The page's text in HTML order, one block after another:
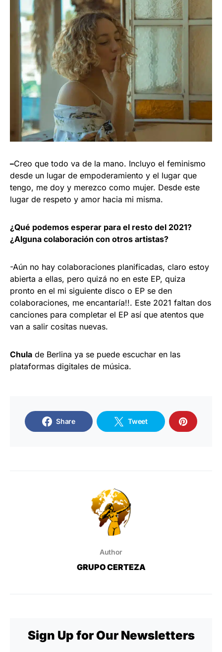
–Creo que todo va de la mano. Incluyo el feminismo
desde un lugar de empoderamiento y el lugar que
tengo, me doy y merezco como mujer. Desde este
lugar de respeto y amor hacia mi misma.
¿Qué podemos esperar para el resto del 2021?
¿Alguna colaboración con otros artistas?
-Aún no hay colaboraciones planificadas, claro estoy
abierta a ellas, pero quizá no en este EP, quiza
pronto en el mi siguiente disco o EP se den
colaboraciones, me encantaría!!. Este 2021 faltan dos
canciones para completar el EP así que atentos que
van a salir cositas nuevas.
Chula de Berlina ya se puede escuchar en las
plataformas digitales de música.
Share Tweet
Author
GRUPO CERTEZA
Sign Up for Our Newsletters